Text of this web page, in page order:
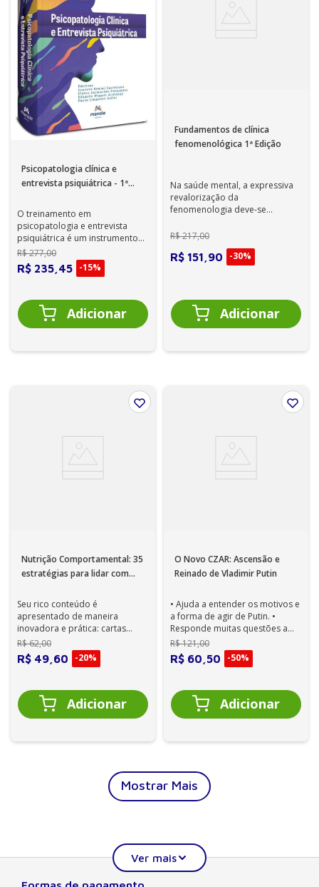
Psicopatologia clínica e
entrevista psiquiátrica - 1ª
O treinamento em
psicopatologia e entrevista
psiquiátrica é um instrumento
vital na formulação diagnóstica,
imprescindív...
R$277,00
R$ 235 45 -15%
Fundamentos de clínica
fenomenológica 1ª Edição
Na saúde mental, a expressiva
revalorização da
fenomenologia deve-se
oferece soluções pers...
R$217,00
R$ 151 90 -30%
Nutrição Comportamental: 35
estratégias para lidar com
atendimento clínico 1ª Edição
Seu rico conteúdo é
apresentado de maneira
inovadora e prática: cartas
ilustradas, contendo dezenas
das principais estra...
R$62,00
R$ 49 60 -20%
O Novo CZAR: Ascensão e
Reinado de Vladimir Putin
• Ajuda a entender os motivos e
a forma de agir de Putin. •
Responde muitas questões a
respeito de um dos líderes mais
...
R$121,00
R$ 60 50 -50%
Mostrar Mais